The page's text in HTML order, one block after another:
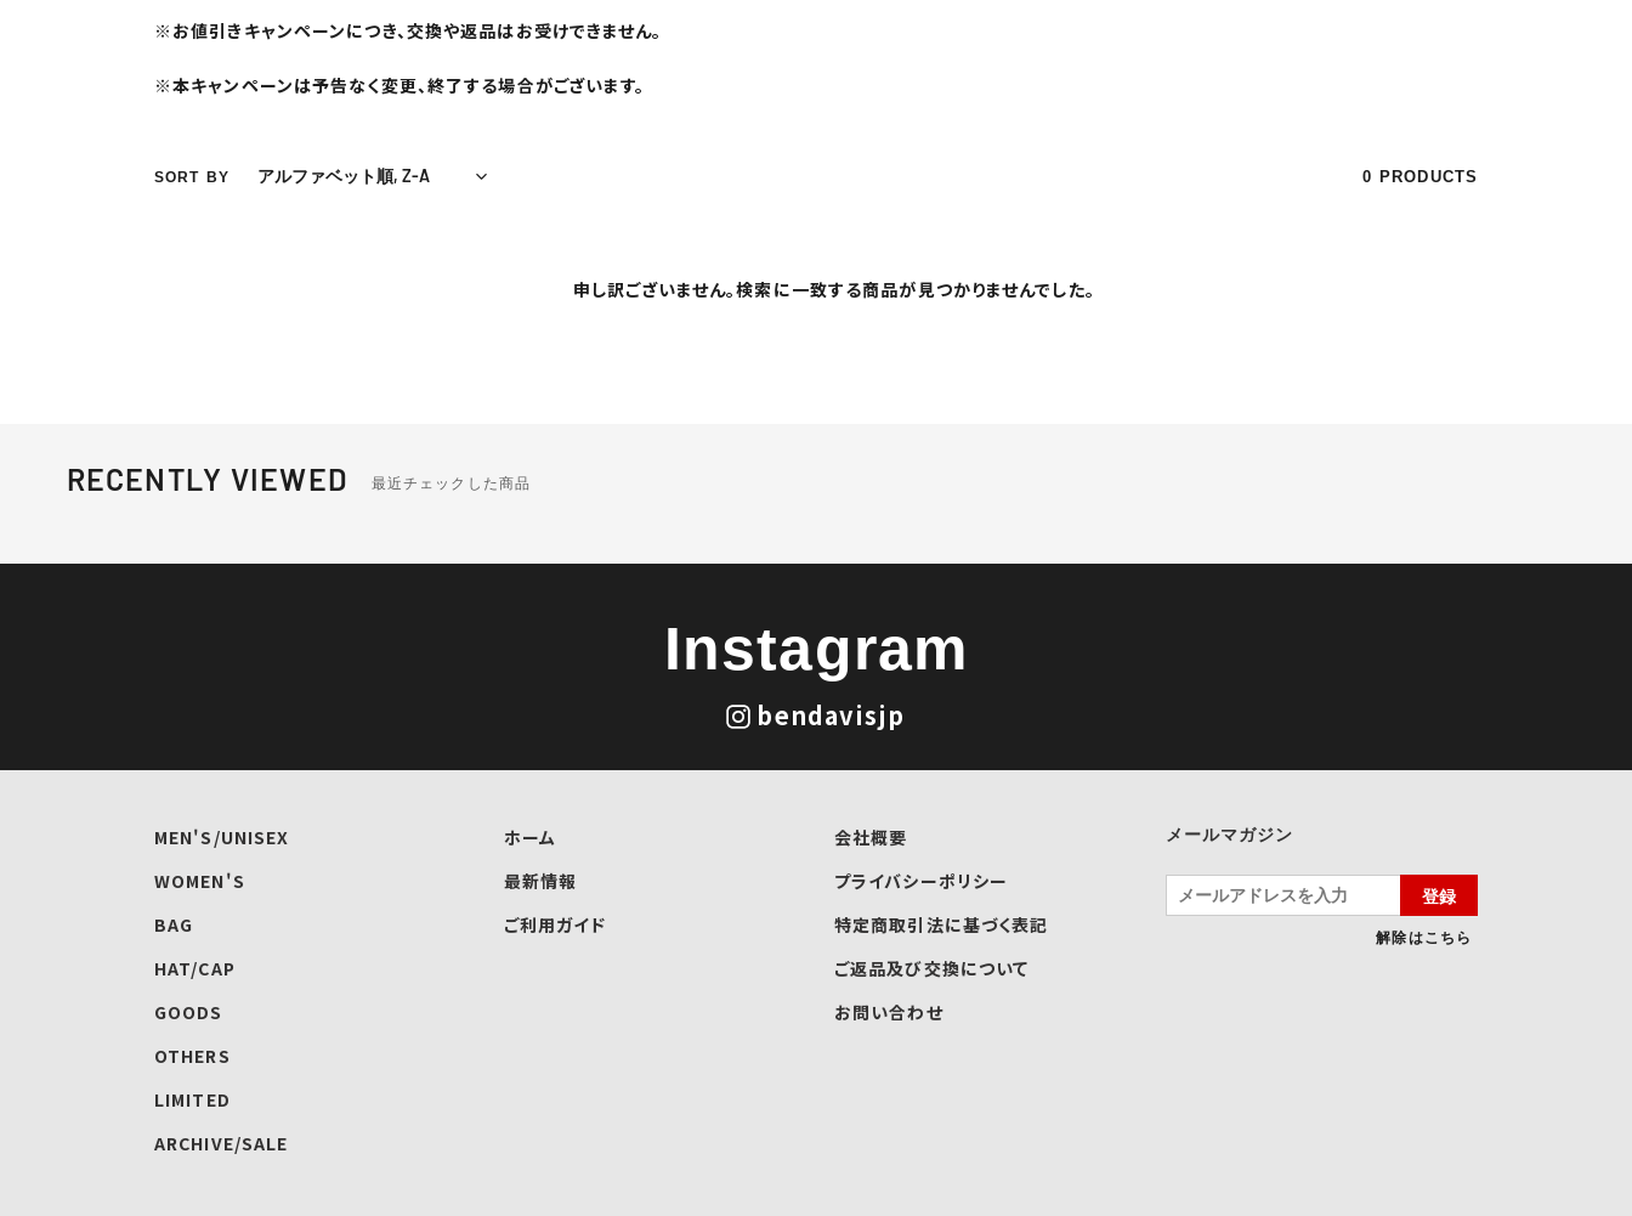
※お値引きキャンペーンにつき、交換や返品はお受けできません。
※本キャンペーンは予告なく変更、終了する場合がございます。
SORT BY 0 PRODUCTS
申し訳ございません。検索に一致する商品が見つかりませんでした。
RECENTLY VIEWED 最近チェックした商品
Instagram
bendavisjp
MEN'S/UNISEX
WOMEN'S
BAG
HAT/CAP
GOODS
OTHERS
LIMITED
ARCHIVE/SALE
ホーム
最新情報
ご利用ガイド
会社概要
プライバシーポリシー
特定商取引法に基づく表記
ご返品及び交換について
お問い合わせ
メールマガジン
登録
解除はこちら